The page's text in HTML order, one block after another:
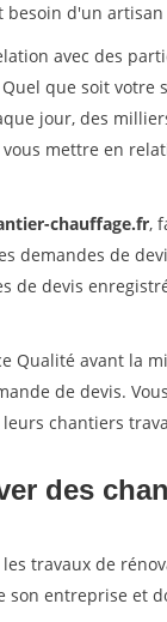
d'un
avec des
que soit votre
jour, des
mettre en
chauffage.fr,
demandes de
de devis
Qualité avant la
de devis.
chantiers
des
travaux de
entreprise et